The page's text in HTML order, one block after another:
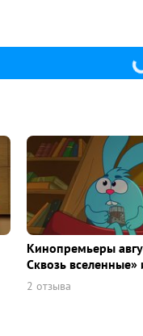
Кинопремьеры
Сквозь
2 отзыва